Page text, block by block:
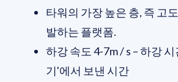
타워의 가장 높은 층, 즉 고
발하는 플랫폼.
하강 속도 4-7m / s – 하강
기'에서 보낸 시간